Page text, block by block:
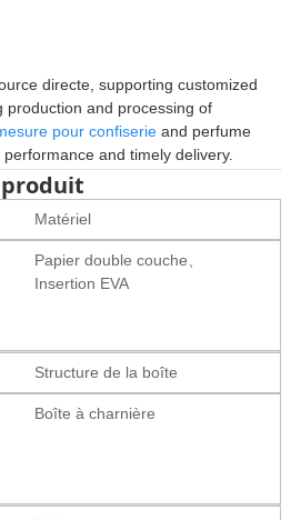
directe, supporting customized
production and processing of
pour confiserie and perfume
and timely delivery.
Matériel
Papier double couche、
Insertion EVA
Structure de la boîte
Boîte à charnière